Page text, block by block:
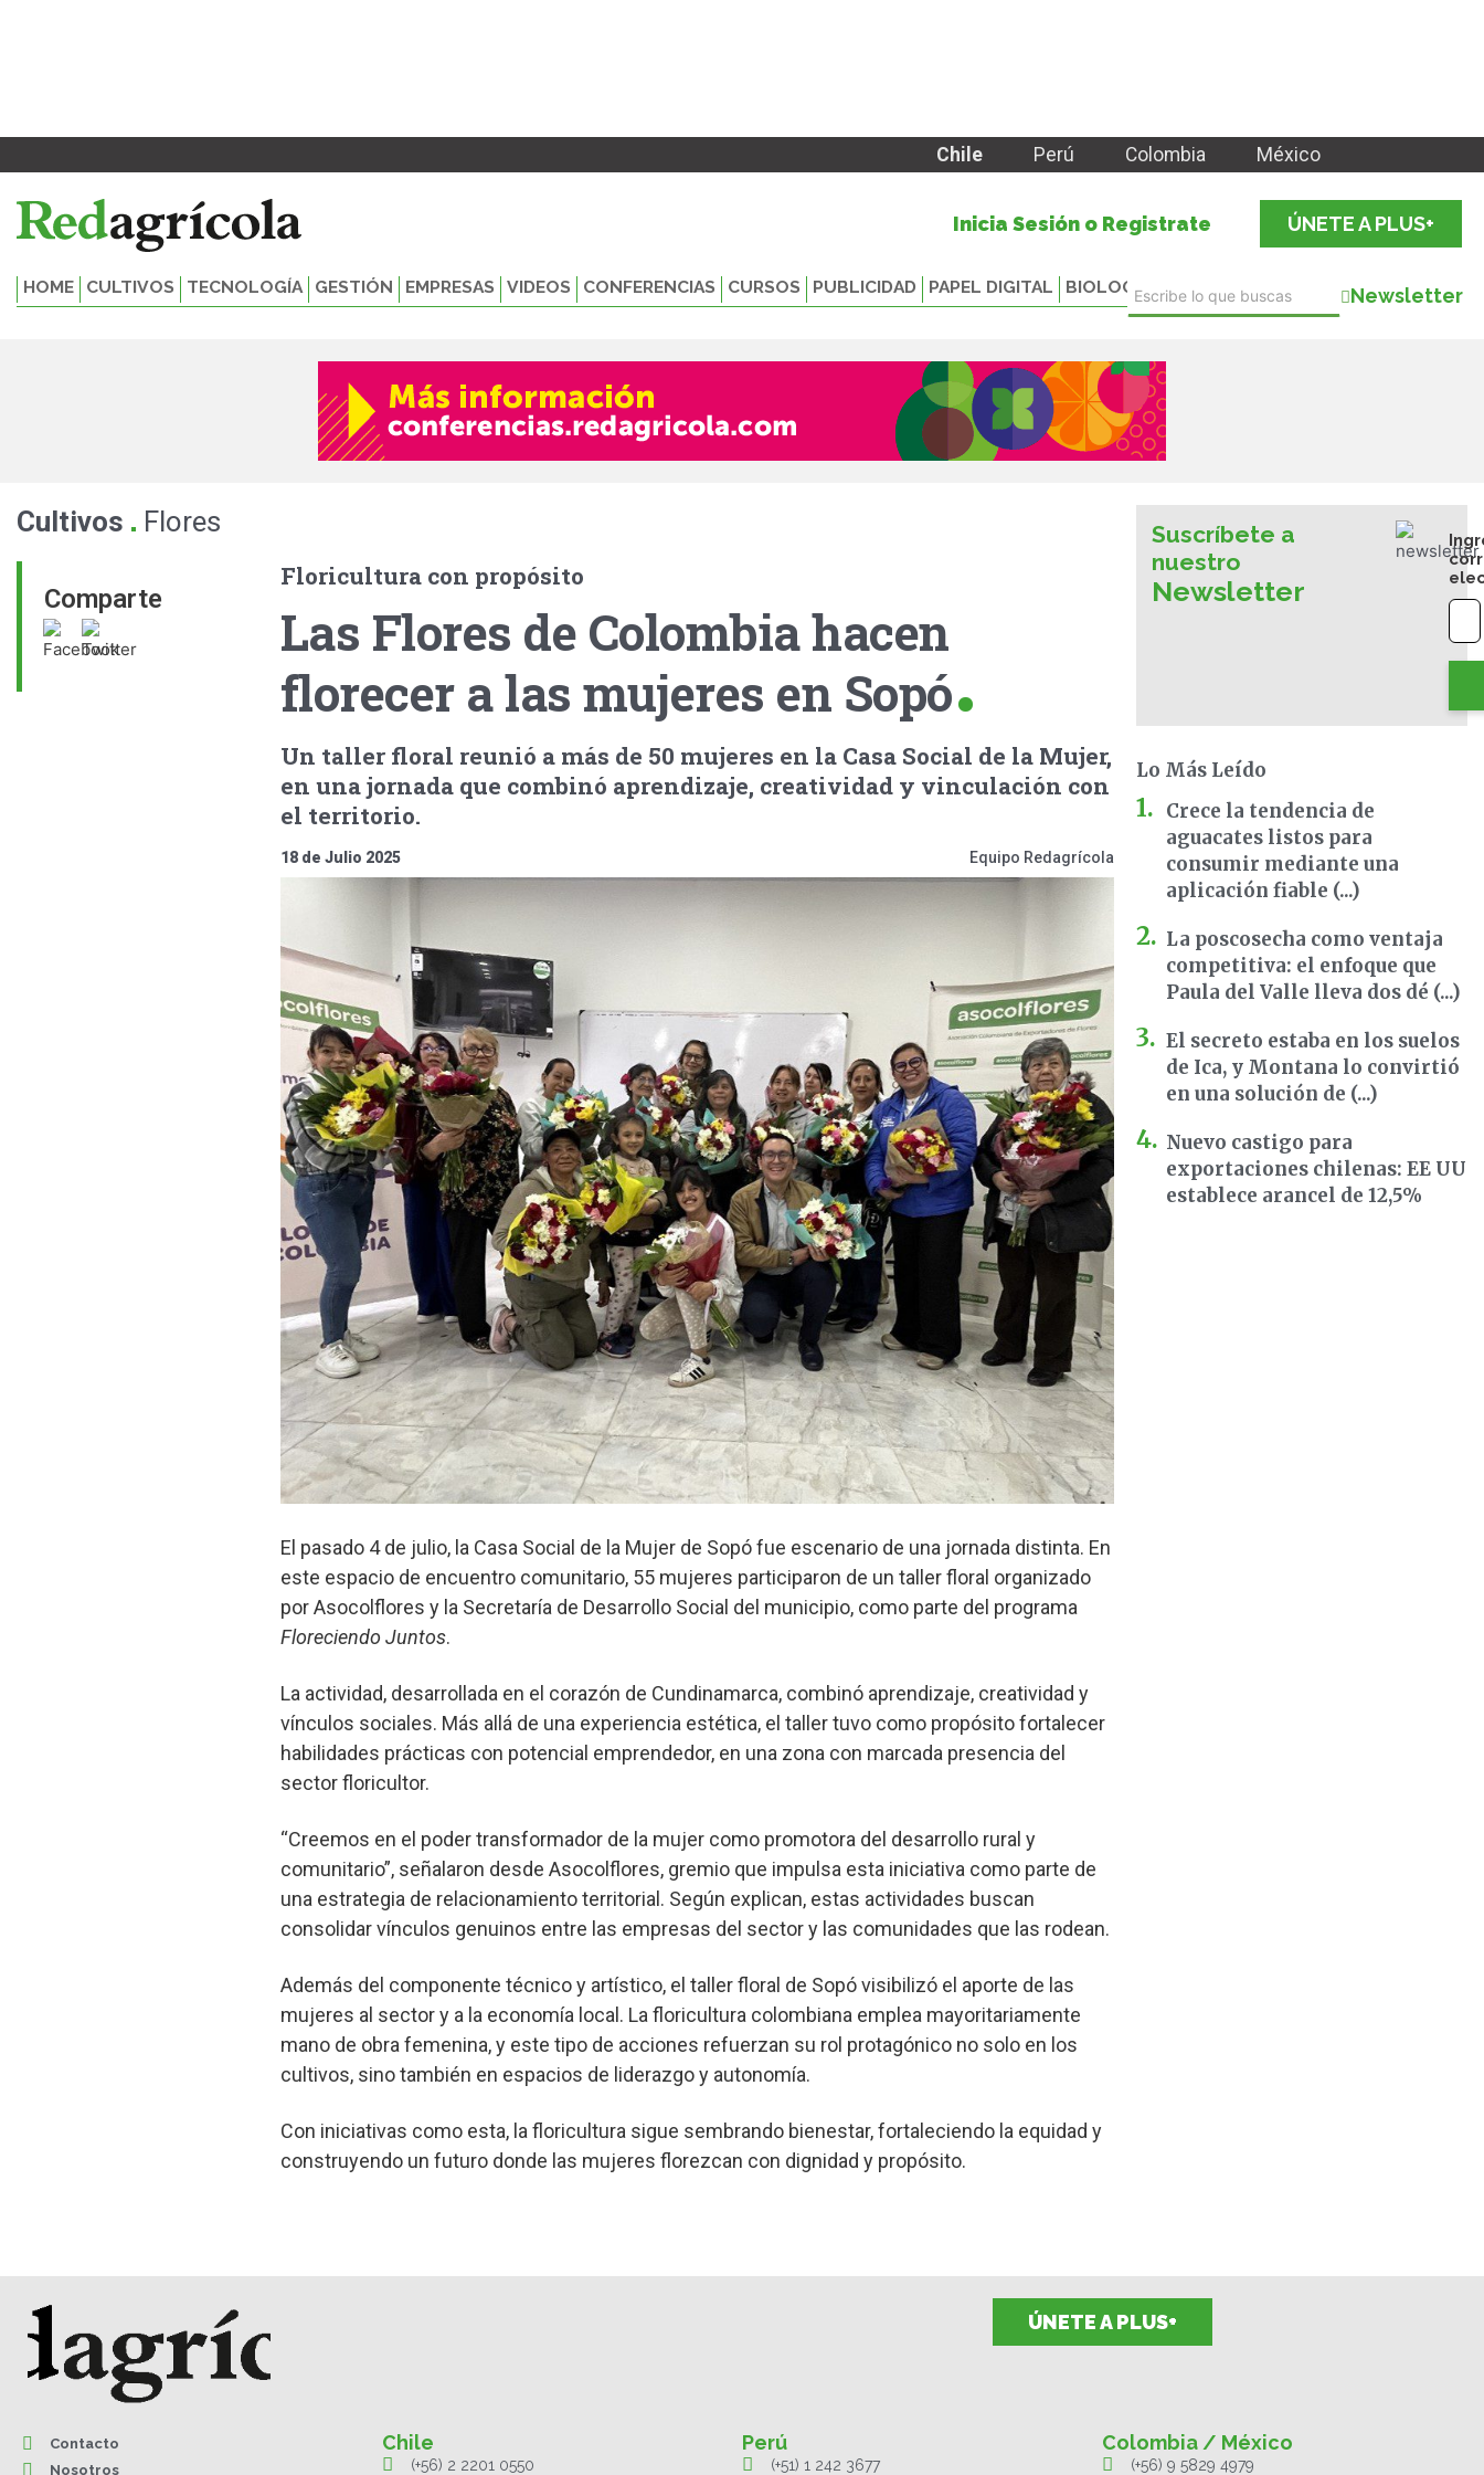
Chile Perú Colombia México
Inicia Sesión o Registrate ÚNETE A PLUS+
HOME CULTIVOS TECNOLOGÍA GESTIÓN EMPRESAS VIDEOS CONFERENCIAS CURSOS PUBLICIDAD PAPEL DIGITAL BIOLOGICALS Newsletter
Cultivos . Flores
Comparte
Floricultura con propósito
Las Flores de Colombia hacen
florecer a las mujeres en Sopó
Un taller floral reunió a más de 50 mujeres en la Casa Social de la Mujer,
en una jornada que combinó aprendizaje, creatividad y vinculación con
el territorio.
18 de Julio 2025 Equipo Redagrícola
El pasado 4 de julio, la Casa Social de la Mujer de Sopó fue escenario de una jornada distinta. En
este espacio de encuentro comunitario, 55 mujeres participaron de un taller floral organizado
por Asocolflores y la Secretaría de Desarrollo Social del municipio, como parte del programa
Floreciendo Juntos.
La actividad, desarrollada en el corazón de Cundinamarca, combinó aprendizaje, creatividad y
vínculos sociales. Más allá de una experiencia estética, el taller tuvo como propósito fortalecer
habilidades prácticas con potencial emprendedor, en una zona con marcada presencia del
sector floricultor.
“Creemos en el poder transformador de la mujer como promotora del desarrollo rural y
comunitario”, señalaron desde Asocolflores, gremio que impulsa esta iniciativa como parte de
una estrategia de relacionamiento territorial. Según explican, estas actividades buscan
consolidar vínculos genuinos entre las empresas del sector y las comunidades que las rodean.
Además del componente técnico y artístico, el taller floral de Sopó visibilizó el aporte de las
mujeres al sector y a la economía local. La floricultura colombiana emplea mayoritariamente
mano de obra femenina, y este tipo de acciones refuerzan su rol protagónico no solo en los
cultivos, sino también en espacios de liderazgo y autonomía.
Con iniciativas como esta, la floricultura sigue sembrando bienestar, fortaleciendo la equidad y
construyendo un futuro donde las mujeres florezcan con dignidad y propósito.
Suscríbete a
nuestro
Newsletter
Lo Más Leído
Crece la tendencia de
aguacates listos para
consumir mediante una
aplicación fiable (...)
La poscosecha como ventaja
competitiva: el enfoque que
Paula del Valle lleva dos dé (...)
El secreto estaba en los suelos
de Ica, y Montana lo convirtió
en una solución de (...)
Nuevo castigo para
exportaciones chilenas: EE UU
establece arancel de 12,5%
ÚNETE A PLUS+
Contacto
Nosotros
Chile
(+56) 2 2201 0550
Perú
(+51) 1 242 3677
Colombia / México
(+56) 9 5829 4979